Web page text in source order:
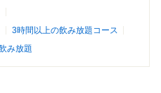
3時間以上の飲み放題コース
み放題